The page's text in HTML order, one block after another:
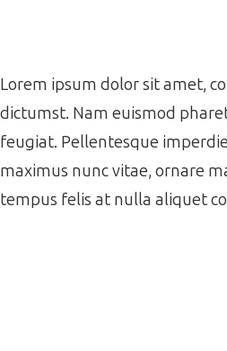
Lorem ipsum dolor sit amet,
dictumst. Nam euismod
feugiat. Pellentesque
maximus nunc vitae, ornare
tempus felis at nulla aliquet